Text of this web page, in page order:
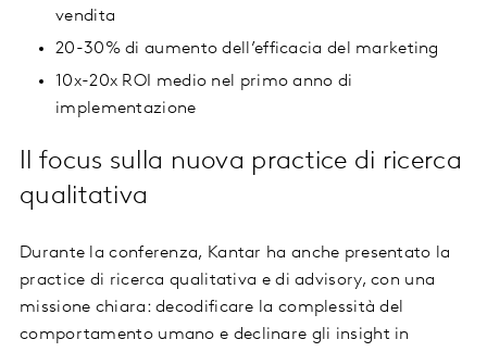
vendita
20-30% di aumento dell’efficacia del marketing
10x-20x ROI medio nel primo anno di
implementazione
Il focus sulla nuova practice di ricerca
qualitativa
Durante la conferenza, Kantar ha anche presentato la
practice di ricerca qualitativa e di advisory, con una
missione chiara: decodificare la complessità del
comportamento umano e declinare gli insight in